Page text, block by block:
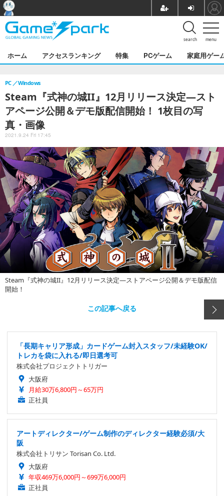
menu
search
ホーム アクセスランキング 特集 PCゲーム 家庭用ゲー
Steam『式神の城II』12月リリース決定―スト
アページ公開＆デモ版配信開始！ 1枚目の写
真・画像
PC Windows
2021.9.24 Fri 17:45
Steam『式神の城II』12月リリース決定―ストアページ公開＆デモ版配信
開始！
この記事へ戻る
「長期キャリア形成」カードゲーム封入スタッフ/未経験OK/
トレカを袋に入れる/即日選考可
株式会社プロジェクトトリガー
大阪府
月給30万6,800円～65万円
正社員
アートディレクター/ゲーム制作のディレクター経験必須/大
阪
株式会社トリサン Torisan Co. Ltd.
大阪府
年収469万6,000円～699万6,000円
正社員